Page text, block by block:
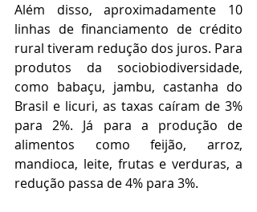
Além disso, aproximadamente 10
linhas de financiamento de crédito
rural tiveram redução dos juros. Para
produtos da sociobiodiversidade,
como babaçu, jambu, castanha do
Brasil e licuri, as taxas caíram de 3%
para 2%. Já para a produção de
alimentos como feijão, arroz,
mandioca, leite, frutas e verduras, a
redução passa de 4% para 3%.